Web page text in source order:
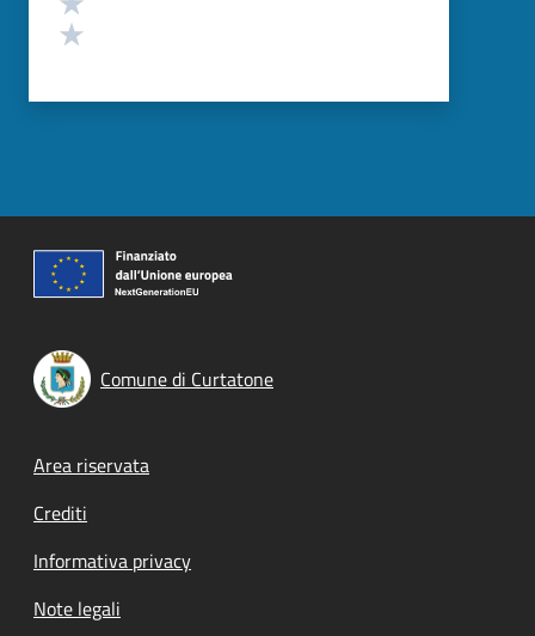
Comune di Curtatone
Footer menu
Area riservata
Crediti
Informativa privacy
Note legali